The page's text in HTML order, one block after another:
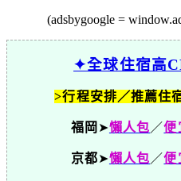
(adsbygoogle =
✦全球住宿高
>行程安排／推薦住
福岡 ➤懶人包 ／便
京都➤懶人包 ／便